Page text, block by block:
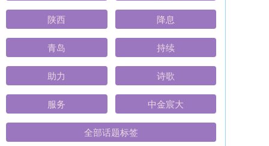
陕西 降息
青岛 持续
助力 诗歌
服务 中金宸大
全部话题标签